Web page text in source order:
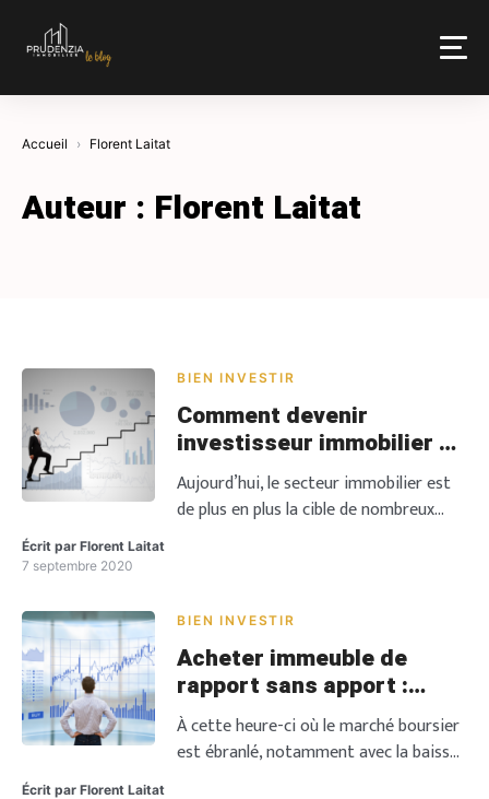
Accueil Florent Laitat
Auteur : Florent Laitat
BIEN INVESTIR
Comment devenir
investisseur immobilier ?
[En 2020]
Aujourd’hui, le secteur immobilier est
de plus en plus la cible de nombreux
domaine. En effet, devenir investisseur
d’augmenter ses revenus de façon
conséquente. Mais surtout, c’est une
option à adopter si l’on souhaite bien
préparer sa retraite […]
Écrit par Florent Laitat
7 septembre 2020
BIEN INVESTIR
Acheter immeuble de
rapport sans apport :
Réussir rapidement
À cette heure-ci où le marché boursier
est ébranlé, notamment avec la baisse
Écrit par Florent Laitat